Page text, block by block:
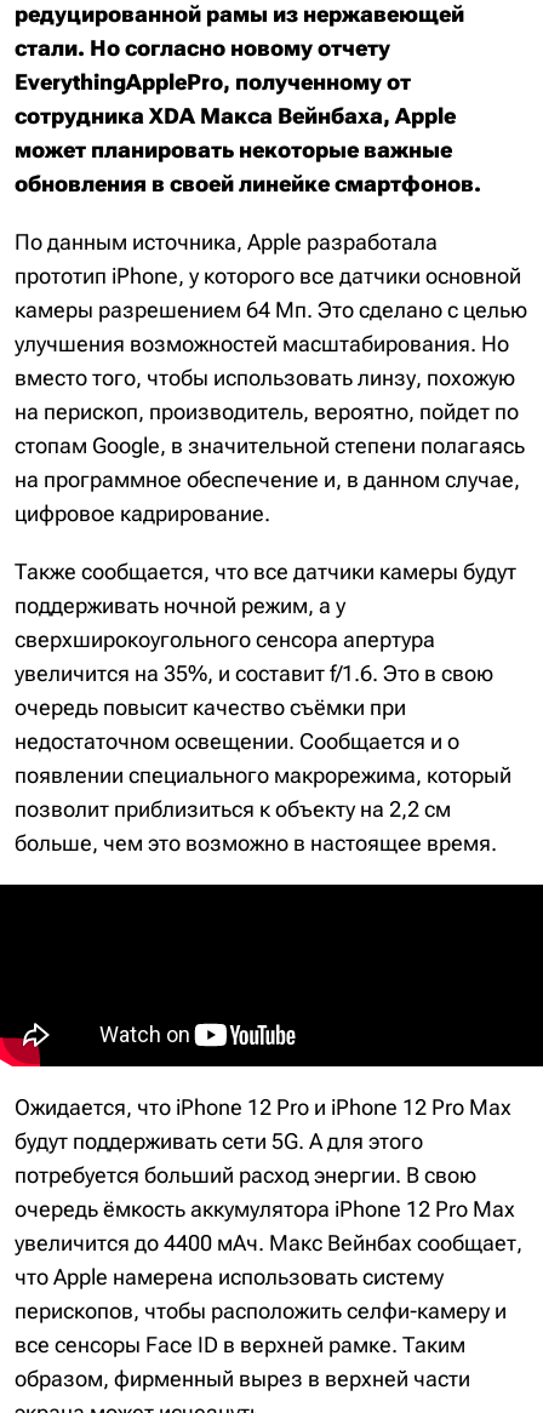
редуцированной рамы из нержавеющей
стали. Но согласно новому отчету
EverythingApplePro, полученному от
сотрудника XDA Макса Вейнбаха, Apple
может планировать некоторые важные
обновления в своей линейке смартфонов.
По данным источника, Apple разработала
прототип iPhone, у которого все датчики основной
камеры разрешением 64 Мп. Это сделано с целью
улучшения возможностей масштабирования. Но
вместо того, чтобы использовать линзу, похожую
на перископ, производитель, вероятно, пойдет по
стопам Google, в значительной степени полагаясь
на программное обеспечение и, в данном случае,
цифровое кадрирование.
Также сообщается, что все датчики камеры будут
поддерживать ночной режим, а у
сверхширокоугольного сенсора апертура
увеличится на 35%, и составит f/1.6. Это в свою
очередь повысит качество съёмки при
недостаточном освещении. Сообщается и о
появлении специального макрорежима, который
позволит приблизиться к объекту на 2,2 см
больше, чем это возможно в настоящее время.
Ожидается, что iPhone 12 Pro и iPhone 12 Pro Max
будут поддерживать сети 5G. А для этого
потребуется больший расход энергии. В свою
очередь ёмкость аккумулятора iPhone 12 Pro Max
увеличится до 4400 мАч. Макс Вейнбах сообщает,
что Apple намерена использовать систему
перископов, чтобы расположить селфи-камеру и
все сенсоры Face ID в верхней рамке. Таким
образом, фирменный вырез в верхней части